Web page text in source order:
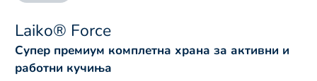
Laiko® Force
Супер премиум комплетна храна за активни и
работни кучиња